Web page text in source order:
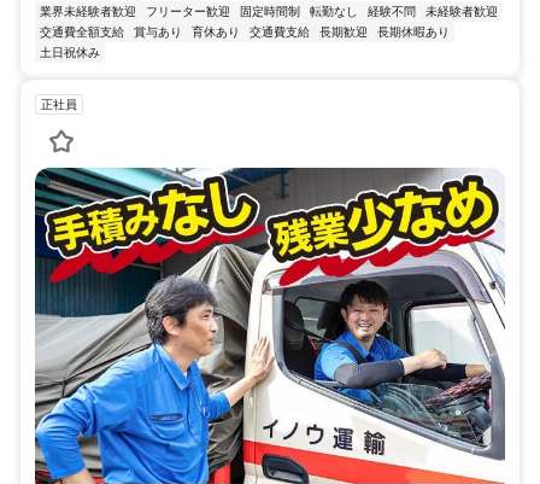
業界未経験者歓迎 フリーター歓迎 固定時間制 転勤なし 経験不問
未経験者歓迎
交通費全額支給
賞与あり 育休あり 交通費支給 長期歓迎
長期休暇あり
土日祝休み
正社員